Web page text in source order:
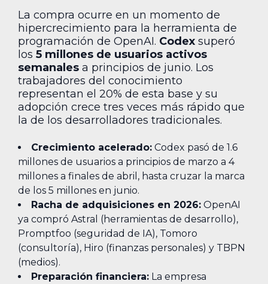
La compra ocurre en un momento de
hipercrecimiento para la herramienta de
programación de OpenAI. Codex superó
los 5 millones de usuarios activos
semanales a principios de junio. Los
trabajadores del conocimiento
representan el 20% de esta base y su
adopción crece tres veces más rápido que
la de los desarrolladores tradicionales.
Crecimiento acelerado: Codex pasó de 1.6
millones de usuarios a principios de marzo a 4
millones a finales de abril, hasta cruzar la marca
de los 5 millones en junio.
Racha de adquisiciones en 2026: OpenAI
ya compró Astral (herramientas de desarrollo),
Promptfoo (seguridad de IA), Tomoro
(consultoría), Hiro (finanzas personales) y TBPN
(medios).
Preparación financiera: La empresa